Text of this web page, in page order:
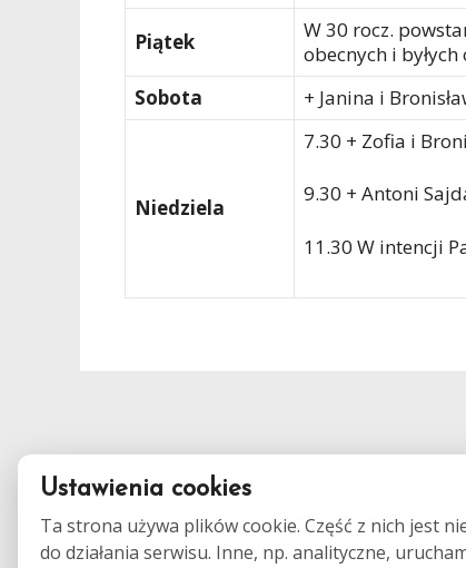
Piątek
W 30 rocz.
obecnych i byłych
Sobota
+ Janina i
Niedziela
7.30 + Zofia i
9.30 + Antoni
11.30 W intencji
Ustawienia cookies
Ta strona używa plików cookie. Część z nich jest
do działania serwisu. Inne, np. analityczne,